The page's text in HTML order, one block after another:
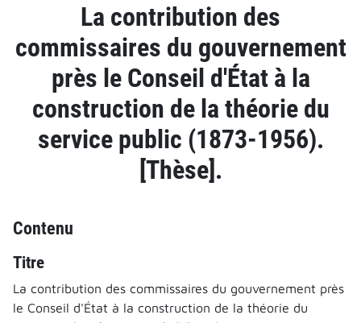
La contribution des
commissaires du gouvernement
près le Conseil d'État à la
construction de la théorie du
service public (1873-1956).
[Thèse].
Contenu
Titre
La contribution des commissaires du gouvernement près
le Conseil d'État à la construction de la théorie du